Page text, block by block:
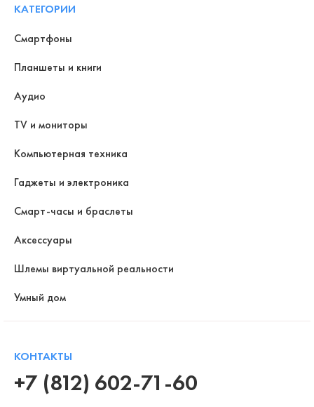
КАТЕГОРИИ
Смартфоны
Планшеты и книги
Аудио
TV и мониторы
Компьютерная техника
Гаджеты и электроника
Смарт-часы и браслеты
Аксессуары
Шлемы виртуальной реальности
Умный дом
КОНТАКТЫ
+7 (812) 602-71-60